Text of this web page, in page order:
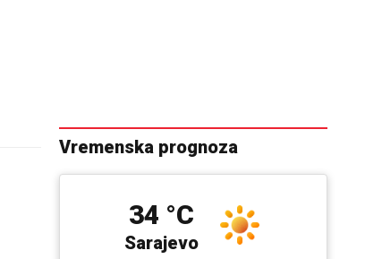
Vremenska prognoza
Sarajevo
34 °C